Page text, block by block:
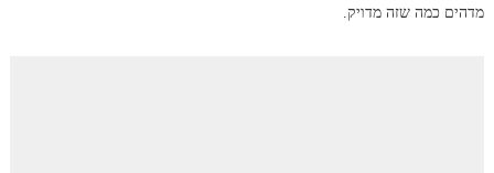
מדהים כמה שזה מדויק.